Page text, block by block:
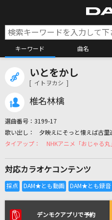
キーワード 曲名
カラオケ
リアルタイムで歌
いとをかし
[ イトヲカシ ]
椎名林檎
選曲番号： 3199-17
夕映えにそっと懐えば古里
NHKアニメ「おじゃる
対応カラオケコンテンツ
デンモクアプリで予約